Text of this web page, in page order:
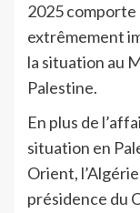
2025 comporte
extrêmement
la situation au
Palestine.
En plus de
situation en
Orient,
présidence du